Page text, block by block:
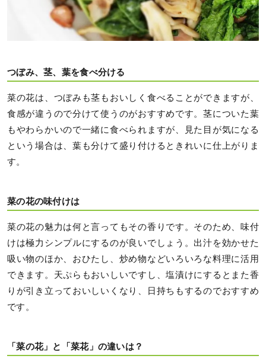
つぼみ、茎、葉を食べ分ける
菜の花は、つぼみも茎もおいしく食べることができますが、
食感が違うので分けて使うのがおすすめです。茎についた葉
もやわらかいので一緒に食べられますが、見た目が気になる
という場合は、葉も分けて盛り付けるときれいに仕上がりま
す。
菜の花の味付けは
菜の花の魅力は何と言ってもその香りです。そのため、味付
けは極力シンプルにするのが良いでしょう。出汁を効かせた
吸い物のほか、おひたし、炒め物などいろいろな料理に活用
できます。天ぷらもおいしいですし、塩漬けにするとまた香
りが引き立っておいしいくなり、日持ちもするのでおすすめ
です。
「菜の花」と「菜花」の違いは？